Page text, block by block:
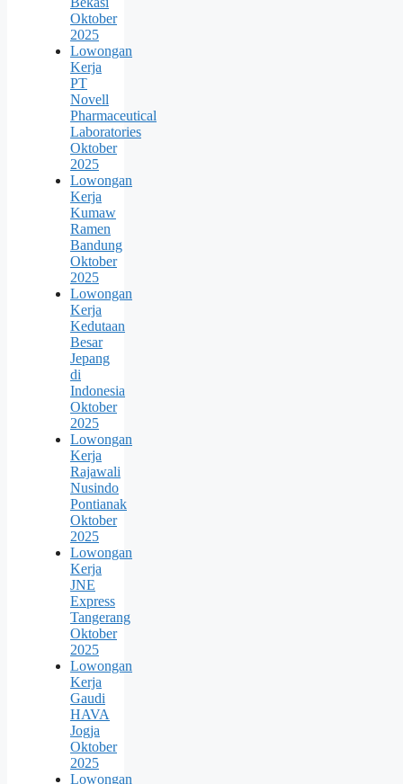
Oktober
2025
Lowongan
Kerja
PT
Novell
Pharmaceutical
Laboratories
Oktober
2025
Lowongan
Kerja
Kumaw
Ramen
Bandung
Oktober
2025
Lowongan
Kerja
Kedutaan
Besar
Jepang
di
Indonesia
Oktober
2025
Lowongan
Kerja
Rajawali
Nusindo
Pontianak
Oktober
2025
Lowongan
Kerja
JNE
Express
Tangerang
Oktober
2025
Lowongan
Kerja
Gaudi
HAVA
Jogja
Oktober
2025
Lowongan